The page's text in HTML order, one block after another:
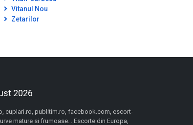
Vitanul Nou
Zetarilor
2026
cuplari.ro, publitim.ro, facebook.com, escort-
mature si frumoase. . Escorte din Europa,